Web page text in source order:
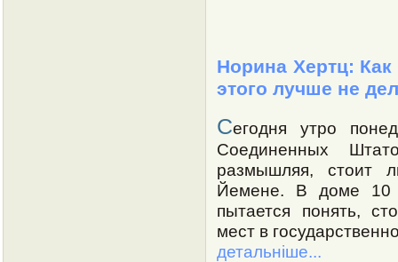
Норина Хертц: Как
этого лучше не
Сегодня утро
Соединенных
размышляя, стоит
Йемене. В доме 10
пытается понять,
мест в
детальніше...